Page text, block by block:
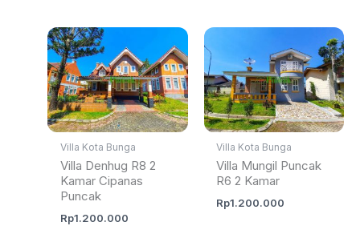
yang
terbaru
Villa Kota Bunga
Villa Denhug R8 2
Kamar Cipanas
Puncak
Rp1.200.000
Villa Kota Bunga
Villa Mungil Puncak
R6 2 Kamar
Rp1.200.000